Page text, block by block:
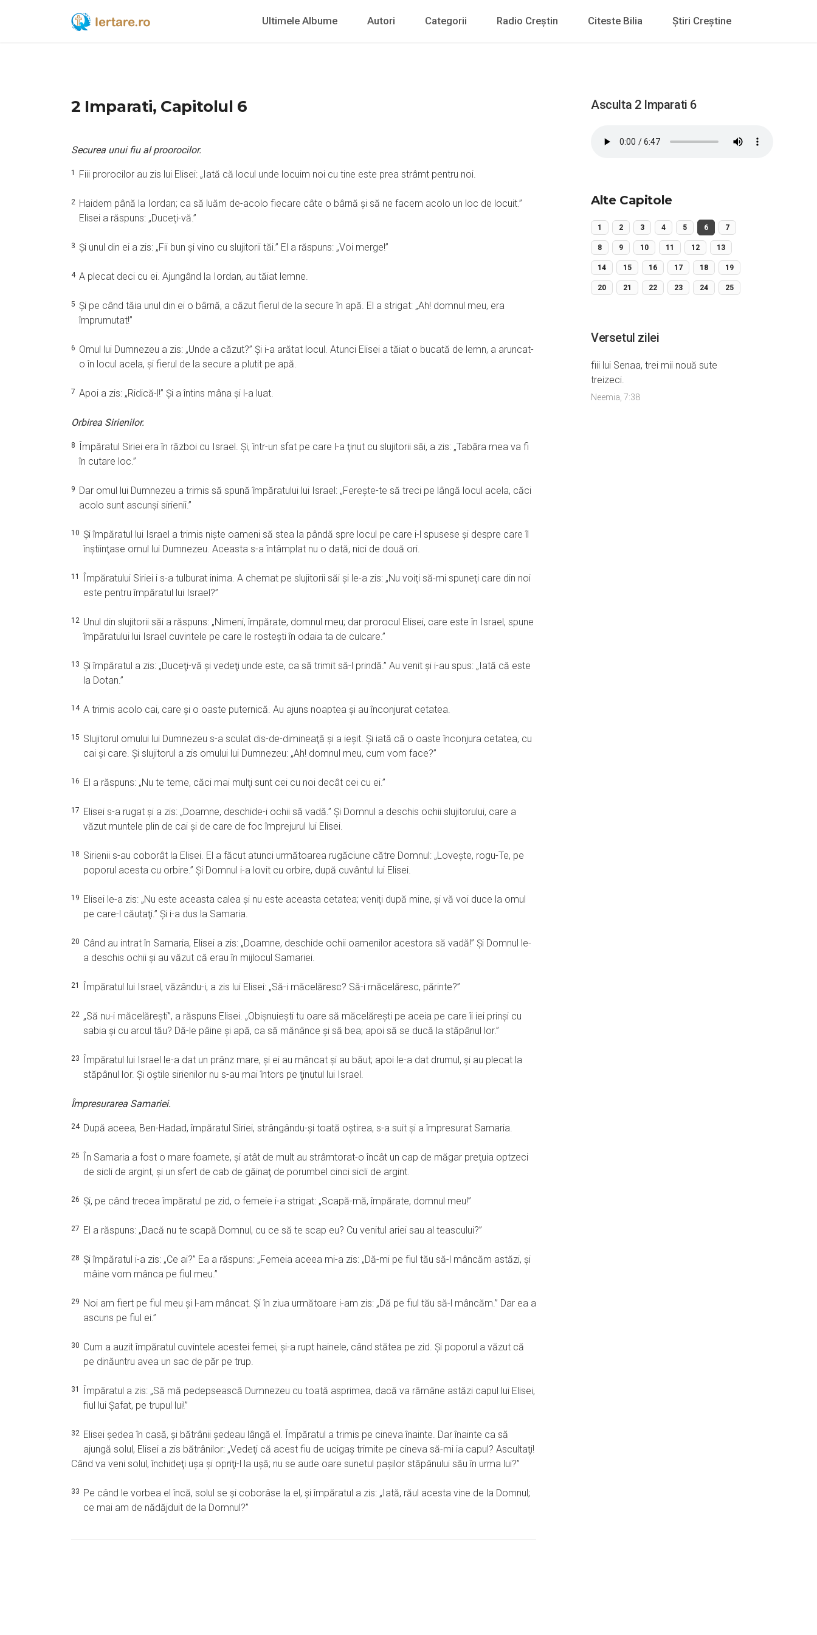
Ultimele Albume Autori Categorii Radio Creștin Citeste Bilia Știri Creștine
2 Imparati, Capitolul 6
Securea unui fiu al proorocilor.
1 Fiii prorocilor au zis lui Elisei: „Iată că locul unde locuim noi cu tine este prea strâmt pentru noi.
2 Haidem până la Iordan; ca să luăm de-acolo fiecare câte o bârnă şi să ne facem acolo un loc de locuit.”
Elisei a răspuns: „Duceţi-vă.”
3 Şi unul din ei a zis: „Fii bun şi vino cu slujitorii tăi.” El a răspuns: „Voi merge!”
4 A plecat deci cu ei. Ajungând la Iordan, au tăiat lemne.
5 Şi pe când tăia unul din ei o bârnă, a căzut fierul de la secure în apă. El a strigat: „Ah! domnul meu, era
împrumutat!”
6 Omul lui Dumnezeu a zis: „Unde a căzut?” Şi i-a arătat locul. Atunci Elisei a tăiat o bucată de lemn, a aruncat-
o în locul acela, şi fierul de la secure a plutit pe apă.
7 Apoi a zis: „Ridică-l!” Şi a întins mâna şi l-a luat.
Orbirea Sirienilor.
8
Împăratul Siriei era în război cu Israel. Şi, într-un sfat pe care l-a ţinut cu slujitorii săi, a zis: „Tabăra mea va fi
în cutare loc.”
9 Dar omul lui Dumnezeu a trimis să spună împăratului lui Israel: „Fereşte-te să treci pe lângă locul acela, căci
acolo sunt ascunşi sirienii.”
10 Şi împăratul lui Israel a trimis nişte oameni să stea la pândă spre locul pe care i-l spusese şi despre care îl
înştiinţase omul lui Dumnezeu. Aceasta s-a întâmplat nu o dată, nici de două ori.
11
Împăratului Siriei i s-a tulburat inima. A chemat pe slujitorii săi şi le-a zis: „Nu voiţi să-mi spuneţi care din noi
este pentru împăratul lui Israel?”
12 Unul din slujitorii săi a răspuns: „Nimeni, împărate, domnul meu; dar prorocul Elisei, care este în Israel, spune
împăratului lui Israel cuvintele pe care le rosteşti în odaia ta de culcare.”
13 Şi împăratul a zis: „Duceţi-vă şi vedeţi unde este, ca să trimit să-l prindă.” Au venit şi i-au spus: „Iată că este
la Dotan.”
14 A trimis acolo cai, care şi o oaste puternică. Au ajuns noaptea şi au înconjurat cetatea.
15 Slujitorul omului lui Dumnezeu s-a sculat dis-de-dimineaţă şi a ieşit. Şi iată că o oaste înconjura cetatea, cu
cai şi care. Şi slujitorul a zis omului lui Dumnezeu: „Ah! domnul meu, cum vom face?”
16 El a răspuns: „Nu te teme, căci mai mulţi sunt cei cu noi decât cei cu ei.”
17 Elisei s-a rugat şi a zis: „Doamne, deschide-i ochii să vadă.” Şi Domnul a deschis ochii slujitorului, care a
văzut muntele plin de cai şi de care de foc împrejurul lui Elisei.
18 Sirienii s-au coborât la Elisei. El a făcut atunci următoarea rugăciune către Domnul: „Loveşte, rogu-Te, pe
poporul acesta cu orbire.” Şi Domnul i-a lovit cu orbire, după cuvântul lui Elisei.
19 Elisei le-a zis: „Nu este aceasta calea şi nu este aceasta cetatea; veniţi după mine, şi vă voi duce la omul
pe care-l căutaţi.” Şi i-a dus la Samaria.
20 Când au intrat în Samaria, Elisei a zis: „Doamne, deschide ochii oamenilor acestora să vadă!” Şi Domnul le-
a deschis ochii şi au văzut că erau în mijlocul Samariei.
21 Împăratul lui Israel, văzându-i, a zis lui Elisei: „Să-i măcelăresc? Să-i măcelăresc, părinte?”
22 „Să nu-i măcelăreşti”, a răspuns Elisei. „Obişnuieşti tu oare să măcelăreşti pe aceia pe care îi iei prinşi cu
sabia şi cu arcul tău? Dă-le pâine şi apă, ca să mănânce şi să bea; apoi să se ducă la stăpânul lor.”
23
Împăratul lui Israel le-a dat un prânz mare, şi ei au mâncat şi au băut; apoi le-a dat drumul, şi au plecat la
stăpânul lor. Şi oştile sirienilor nu s-au mai întors pe ţinutul lui Israel.
Împresurarea Samariei.
24 După aceea, Ben-Hadad, împăratul Siriei, strângându-şi toată oştirea, s-a suit şi a împresurat Samaria.
25
În Samaria a fost o mare foamete, şi atât de mult au strâmtorat-o încât un cap de măgar preţuia optzeci
de sicli de argint, şi un sfert de cab de găinaţ de porumbel cinci sicli de argint.
26 Şi, pe când trecea împăratul pe zid, o femeie i-a strigat: „Scapă-mă, împărate, domnul meu!”
27 El a răspuns: „Dacă nu te scapă Domnul, cu ce să te scap eu? Cu venitul ariei sau al teascului?”
28 Şi împăratul i-a zis: „Ce ai?” Ea a răspuns: „Femeia aceea mi-a zis: „Dă-mi pe fiul tău să-l mâncăm astăzi, şi
mâine vom mânca pe fiul meu.”
29 Noi am fiert pe fiul meu şi l-am mâncat. Şi în ziua următoare i-am zis: „Dă pe fiul tău să-l mâncăm.” Dar ea a
ascuns pe fiul ei.”
30 Cum a auzit împăratul cuvintele acestei femei, şi-a rupt hainele, când stătea pe zid. Şi poporul a văzut că
pe dinăuntru avea un sac de păr pe trup.
31
Împăratul a zis: „Să mă pedepsească Dumnezeu cu toată asprimea, dacă va rămâne astăzi capul lui Elisei,
fiul lui Şafat, pe trupul lui!”
32 Elisei şedea în casă, şi bătrânii şedeau lângă el. Împăratul a trimis pe cineva înainte. Dar înainte ca să
ajungă solul, Elisei a zis bătrânilor: „Vedeţi că acest fiu de ucigaş trimite pe cineva să-mi ia capul? Ascultaţi!
Când va veni solul, închideţi uşa şi opriţi-l la uşă; nu se aude oare sunetul paşilor stăpânului său în urma lui?”
33 Pe când le vorbea el încă, solul se şi coborâse la el, şi împăratul a zis: „Iată, răul acesta vine de la Domnul;
ce mai am de nădăjduit de la Domnul?”
Asculta 2 Imparati 6
Alte Capitole
1 2 3 4 5 6 7
8 9 10 11 12 13
14 15 16 17 18 19
20 21 22 23 24 25
Versetul zilei
fiii lui Senaa, trei mii nouă sute
treizeci.
Neemia, 7:38